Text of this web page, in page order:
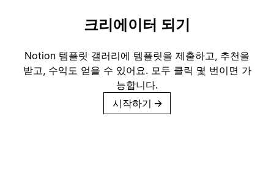
크리에이터 되기
Notion 템플릿 갤러리에 템플릿을 제출하고, 추천을
받고, 수익도 얻을 수 있어요. 모두 클릭 몇 번이면 가
능합니다.
시작하기 →